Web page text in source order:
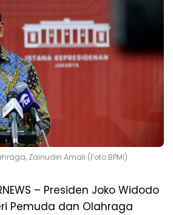
Zainudin Amali (Foto:BPMI)
– Presiden Joko Widodo
Pemuda dan Olahraga